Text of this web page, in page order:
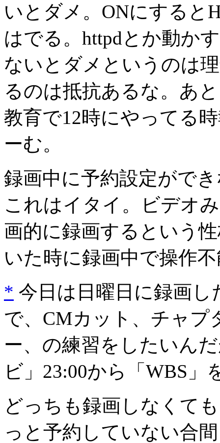
いとダメ。ONにすると
はでる。httpdとか動か
ないとダメというのは
るのは抵抗あるな。あ
教育で12時にやってる
ーむ。
録画中に予約設定がで
これはイタイ。ビデオ
画的に録画するという
いた時に録画中で操作
* 今日は日曜日に録画
で、CMカット、チャプ
ー、の練習をしたいん
ビ」23:00から「WBS
どっちも録画しなくて
っと予約していない合